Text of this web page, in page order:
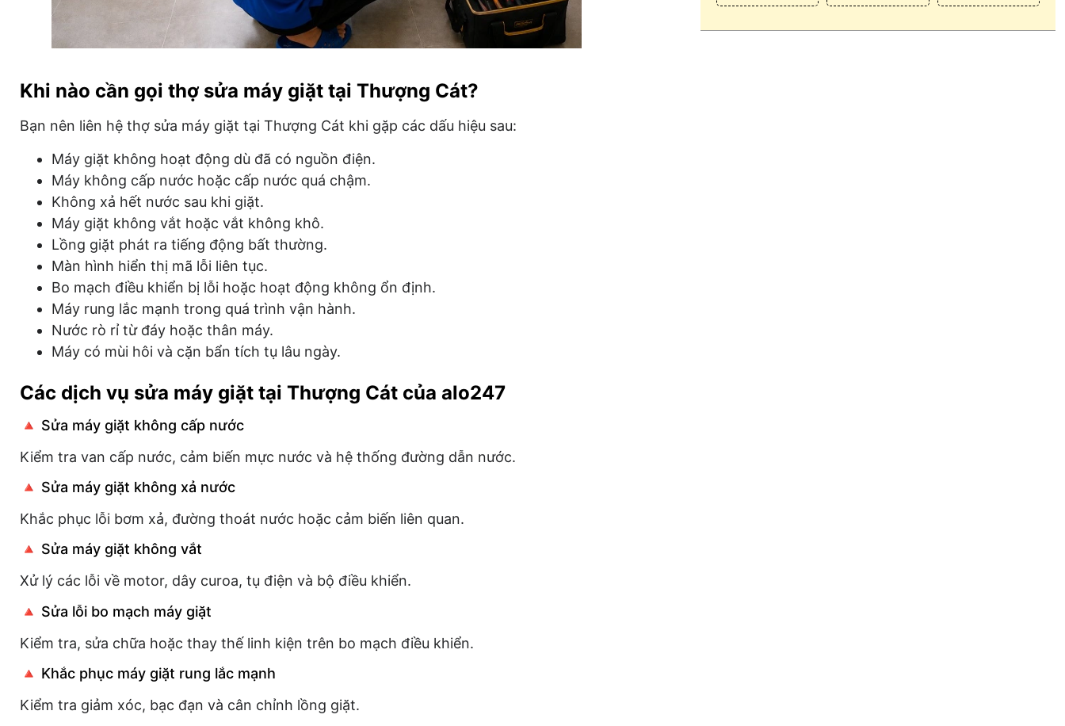
Khi nào cần gọi thợ sửa máy giặt tại Thượng Cát?
Bạn nên liên hệ thợ sửa máy giặt tại Thượng Cát khi gặp các dấu hiệu sau:
Máy giặt không hoạt động dù đã có nguồn điện.
Máy không cấp nước hoặc cấp nước quá chậm.
Không xả hết nước sau khi giặt.
Máy giặt không vắt hoặc vắt không khô.
Lồng giặt phát ra tiếng động bất thường.
Màn hình hiển thị mã lỗi liên tục.
Bo mạch điều khiển bị lỗi hoặc hoạt động không ổn định.
Máy rung lắc mạnh trong quá trình vận hành.
Nước rò rỉ từ đáy hoặc thân máy.
Máy có mùi hôi và cặn bẩn tích tụ lâu ngày.
Các dịch vụ sửa máy giặt tại Thượng Cát của alo247
🔺 Sửa máy giặt không cấp nước
Kiểm tra van cấp nước, cảm biến mực nước và hệ thống đường dẫn nước.
🔺 Sửa máy giặt không xả nước
Khắc phục lỗi bơm xả, đường thoát nước hoặc cảm biến liên quan.
🔺 Sửa máy giặt không vắt
Xử lý các lỗi về motor, dây curoa, tụ điện và bộ điều khiển.
🔺 Sửa lỗi bo mạch máy giặt
Kiểm tra, sửa chữa hoặc thay thế linh kiện trên bo mạch điều khiển.
🔺 Khắc phục máy giặt rung lắc mạnh
Kiểm tra giảm xóc, bạc đạn và cân chỉnh lồng giặt.